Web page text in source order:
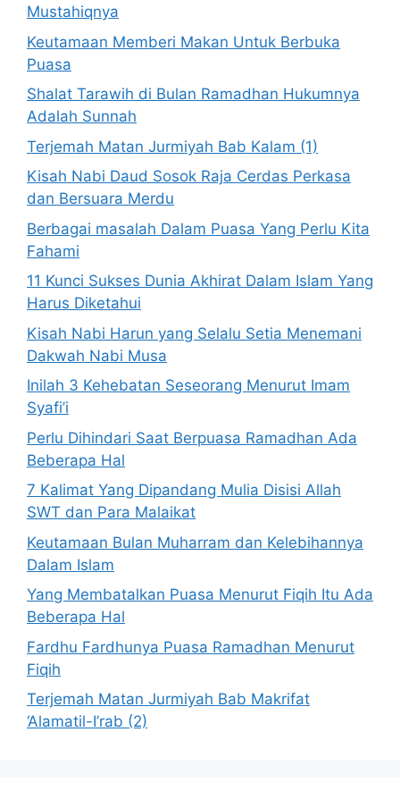
Mustahiqnya
Keutamaan Memberi Makan Untuk Berbuka
Puasa
Shalat Tarawih di Bulan Ramadhan Hukumnya
Adalah Sunnah
Terjemah Matan Jurmiyah Bab Kalam (1)
Kisah Nabi Daud Sosok Raja Cerdas Perkasa
dan Bersuara Merdu
Berbagai masalah Dalam Puasa Yang Perlu Kita
Fahami
11 Kunci Sukses Dunia Akhirat Dalam Islam Yang
Harus Diketahui
Kisah Nabi Harun yang Selalu Setia Menemani
Dakwah Nabi Musa
Inilah 3 Kehebatan Seseorang Menurut Imam
Syafi’i
Perlu Dihindari Saat Berpuasa Ramadhan Ada
Beberapa Hal
7 Kalimat Yang Dipandang Mulia Disisi Allah
SWT dan Para Malaikat
Keutamaan Bulan Muharram dan Kelebihannya
Dalam Islam
Yang Membatalkan Puasa Menurut Fiqih Itu Ada
Beberapa Hal
Fardhu Fardhunya Puasa Ramadhan Menurut
Fiqih
Terjemah Matan Jurmiyah Bab Makrifat
‘Alamatil-I’rab (2)